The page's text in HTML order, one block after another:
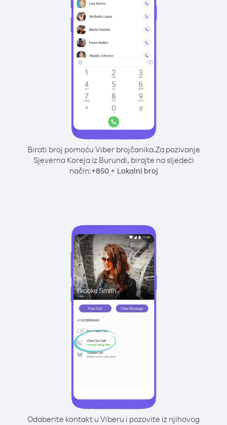
Birati broj pomoću Viber brojčanika.Za pozivanje
Sjeverna Koreja iz Burundi, birajte na sljedeći
način:+850+ Lokalni broj
Odaberite kontakt u Viberu i pozovite iz njihovog